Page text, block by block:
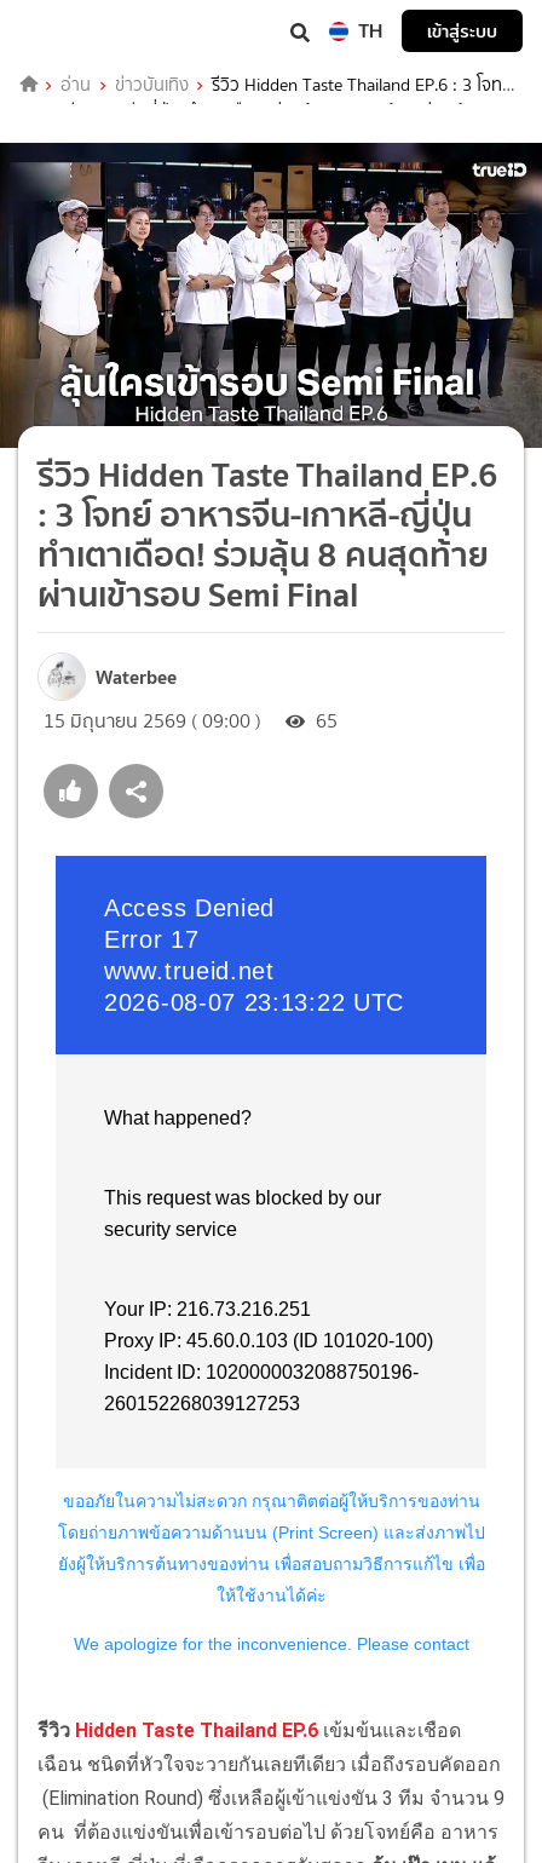
TH เข้าสู่ระบบ
อ่าน ข่าวบันเทิง
รีวิว Hidden Taste Thailand EP.6 : 3 โจทย์
อาหารจีน-เกาหลี-ญี่ปุ่น ทำเตาเดือด! ร่วมลุ้น 8 คนสุดท้าย ผ่านเข้ารอบ
รีวิว Hidden Taste Thailand EP.6
: 3 โจทย์ อาหารจีน-เกาหลี-ญี่ปุ่น
ทำเตาเดือด! ร่วมลุ้น 8 คนสุดท้าย
ผ่านเข้ารอบ Semi Final
Waterbee
15 มิถุนายน 2569 ( 09:00 ) 65
รีวิว Hidden Taste Thailand EP.6 เข้มข้นและเชือด
เฉือน ชนิดที่หัวใจจะวายกันเลยทีเดียว เมื่อถึงรอบคัดออก
(Elimination Round) ซึ่งเหลือผู้เข้าแข่งขัน 3 ทีม จำนวน 9
คน ที่ต้องแข่งขันเพื่อเข้ารอบต่อไป ด้วยโจทย์คือ อาหาร